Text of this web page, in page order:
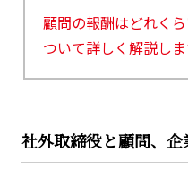
顧問の報酬はどれく
ついて詳しく解説し
社外取締役と顧問、